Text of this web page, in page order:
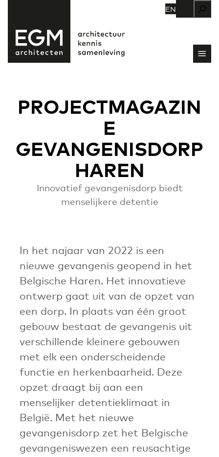
EN Zoeken
PROJECTMAGAZIN
E
GEVANGENISDORP
HAREN
Innovatief gevangenisdorp biedt
menselijkere detentie
In het najaar van 2022 is een
nieuwe gevangenis geopend in het
Belgische Haren. Het innovatieve
ontwerp gaat uit van de opzet van
een dorp. In plaats van één groot
gebouw bestaat de gevangenis uit
verschillende kleinere gebouwen
met elk een onderscheidende
functie en herkenbaarheid. Deze
opzet draagt bij aan een
menselijker detentieklimaat in
België. Met het nieuwe
gevangenisdorp zet het Belgische
gevangeniswezen een reusachtige